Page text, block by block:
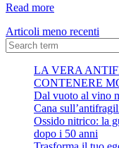
Read moreCOME
LA
Eckhart
TOLLE
Articoli meno recenti
LA VERA
CONTENERE
Dal vuoto al vino
Cana
Ossido nitrico: la
dopo i 50 anni